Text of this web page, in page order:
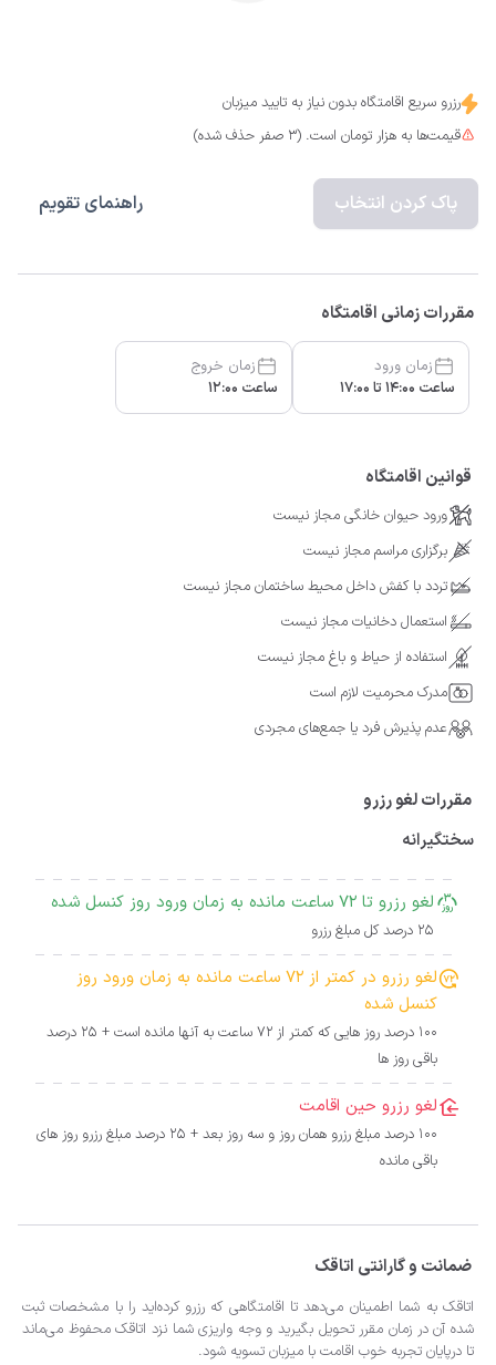
رزرو سریع اقامتگاه بدون نیاز به تایید میزبان
قیمت‌ها به هزار تومان است. (3 صفر حذف شده)
پاک کردن انتخاب راهنمای تقویم
مقررات زمانی اقامتگاه
زمان ورود
ساعت 14:00 تا 17:00
زمان خروج
ساعت 12:00
قوانین اقامتگاه
ورود حیوان خانگی مجاز نیست
برگزاری مراسم مجاز نیست
تردد با کفش داخل محیط ساختمان مجاز نیست
استعمال دخانیات مجاز نیست
استفاده از حیاط و باغ مجاز نیست
مدرک محرمیت لازم است
عدم پذیرش فرد یا جمع‌های مجردی
مقررات لغو رزرو
سختگیرانه
لغو رزرو تا 72 ساعت مانده به زمان ورود روز کنسل شده
25 درصد کل مبلغ رزرو
لغو رزرو در کمتر از 72 ساعت مانده به زمان ورود روز
کنسل شده
100 درصد روز هایی که کمتر از 72 ساعت به آنها مانده است + 25 درصد
باقی روز ها
لغو رزرو حین اقامت
100 درصد مبلغ رزرو همان روز و سه روز بعد + 25 درصد مبلغ رزرو روز های
باقی مانده
ضمانت و گارانتی اتاقک
اتاقک به شما اطمینان می‌دهد تا اقامتگاهی که رزرو کرده‌اید را با مشخصات ثبت
شده آن در زمان مقرر تحویل بگیرید و وجه واریزی شما نزد اتاقک محفوظ می‌ماند
تا درپایان تجربه خوب اقامت با میزبان تسویه شود.